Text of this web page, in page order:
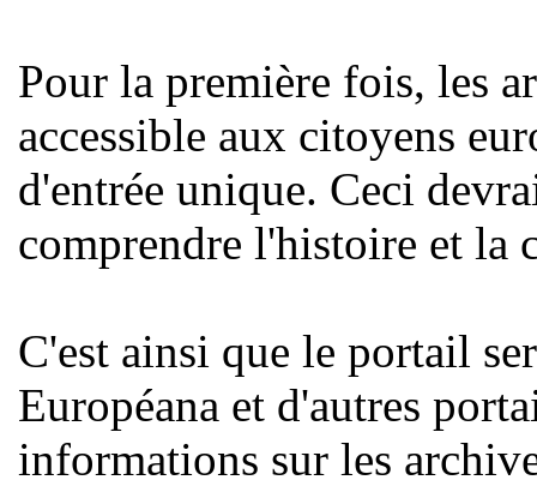
Pour la première fois, les
accessible aux citoyens
d'entrée unique. Ceci
comprendre l'histoire et la
C'est ainsi que le portail
Européana et d'autres
informations sur les